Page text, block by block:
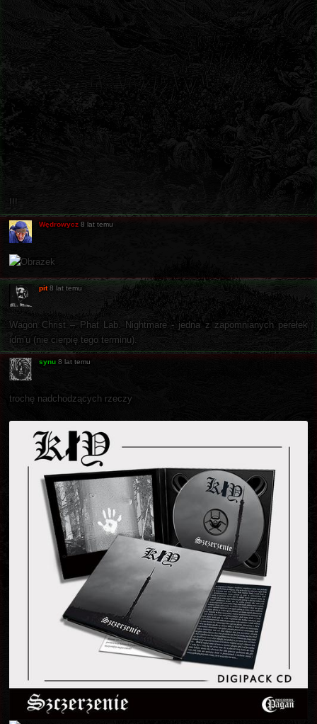
!!!
Wędrowycz 8 lat temu
pit 8 lat temu
Wagon Christ ‎– Phat Lab. Nightmare - jedna z zapomnianych perełek
idm'u (nie cierpię tego terminu).
synu 8 lat temu
trochę nadchodzących rzeczy